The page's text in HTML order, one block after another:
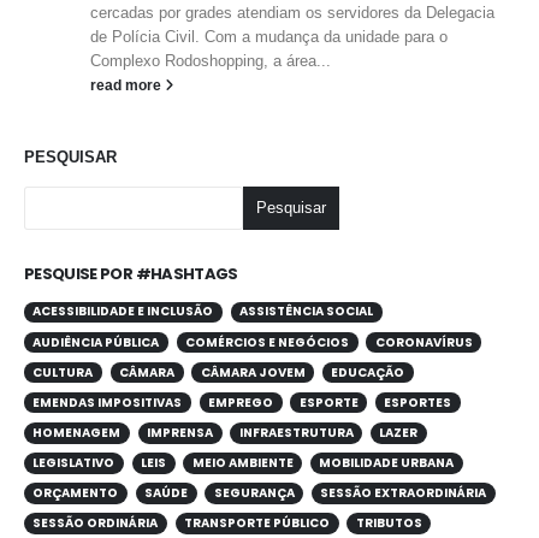
cercadas por grades atendiam os servidores da Delegacia
de Polícia Civil. Com a mudança da unidade para o
Complexo Rodoshopping, a área...
read more
PESQUISAR
Pesquisar
PESQUISE POR #HASHTAGS
ACESSIBILIDADE E INCLUSÃO
ASSISTÊNCIA SOCIAL
AUDIÊNCIA PÚBLICA
COMÉRCIOS E NEGÓCIOS
CORONAVÍRUS
CULTURA
CÂMARA CÂMARA JOVEM
EDUCAÇÃO
EMENDAS IMPOSITIVAS
EMPREGO ESPORTE
ESPORTES
HOMENAGEM
IMPRENSA INFRAESTRUTURA
LAZER
LEGISLATIVO
LEIS MEIO AMBIENTE
MOBILIDADE URBANA
ORÇAMENTO
SAÚDE SEGURANÇA
SESSÃO EXTRAORDINÁRIA
SESSÃO ORDINÁRIA
TRANSPORTE PÚBLICO
TRIBUTOS